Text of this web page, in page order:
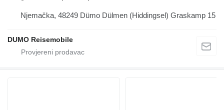
Njemačka, 48249 Dümo Dülmen (Hiddingsel) Graskamp 15
DUMO Reisemobile